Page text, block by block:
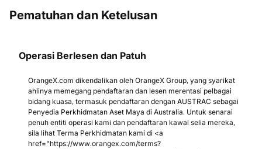
Pematuhan dan Ketelusan
Operasi Berlesen dan Patuh
OrangeX.com dikendalikan oleh OrangeX Group, yang syarikat
ahlinya memegang pendaftaran dan lesen merentasi pelbagai
bidang kuasa, termasuk pendaftaran dengan AUSTRAC sebagai
Penyedia Perkhidmatan Aset Maya di Australia. Untuk senarai
penuh entiti operasi kami dan pendaftaran kawal selia mereka,
sila lihat Terma Perkhidmatan kami di <a
href="https://www.orangex.com/terms?